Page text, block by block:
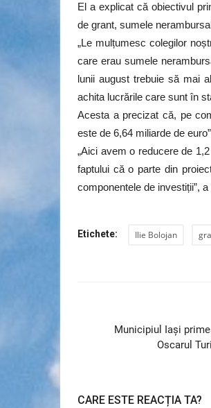
El a explicat că obiectivul
de grant, sumele
„Le mulțumesc colegilor
care erau sumele
lunii august trebuie să mai
achita lucrările care sunt în
Acesta a precizat că, pe
este de 6,64 miliarde de
„Aici avem o reducere de
faptului că o parte din
componentele de investiții”,
Etichete: Ilie Bolojan
Municipiul Iaşi
Oscarul
CARE ESTE REACȚIA TA?